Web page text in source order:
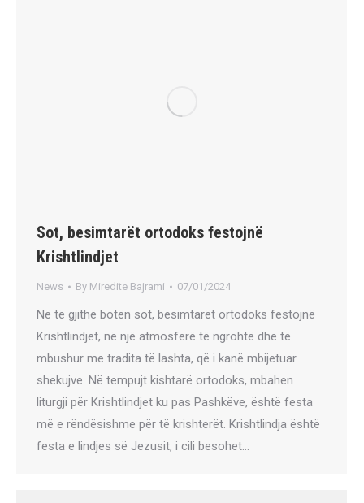
Sot, besimtarët ortodoks festojnë
Krishtlindjet
News By Miredite Bajrami 07/01/2024
Në të gjithë botën sot, besimtarët ortodoks festojnë
Krishtlindjet, në një atmosferë të ngrohtë dhe të
mbushur me tradita të lashta, që i kanë mbijetuar
shekujve. Në tempujt kishtarë ortodoks, mbahen
liturgji për Krishtlindjet ku pas Pashkëve, është festa
më e rëndësishme për të krishterët. Krishtlindja është
festa e lindjes së Jezusit, i cili besohet…